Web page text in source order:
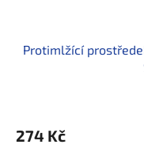
Protimlžící
274 Kč